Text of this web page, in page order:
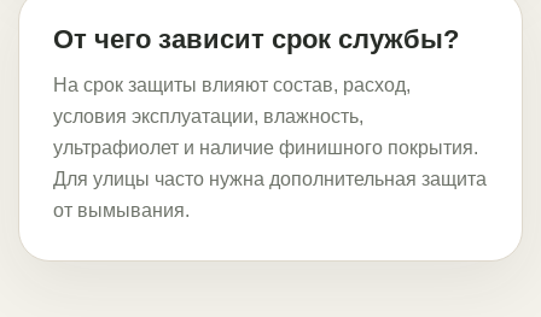
От чего зависит срок службы?
На срок защиты влияют состав, расход,
условия эксплуатации, влажность,
ультрафиолет и наличие финишного покрытия.
Для улицы часто нужна дополнительная защита
от вымывания.